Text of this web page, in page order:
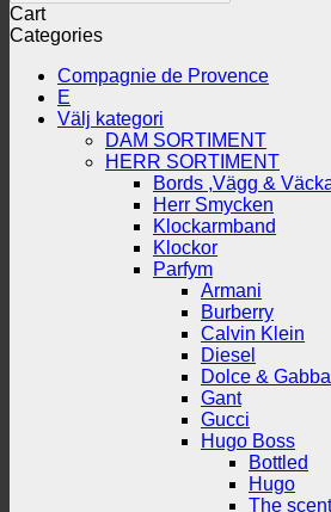
Cart
Categories
Compagnie de Provence
E
Välj kategori
DAM SORTIMENT
HERR SORTIMENT
Bords ,Vägg &
Herr Smycken
Klockarmband
Klockor
Parfym
Armani
Burberry
Calvin Klein
Diesel
Dolce &
Gant
Gucci
Hugo Boss
Bottled
Hugo
The scent